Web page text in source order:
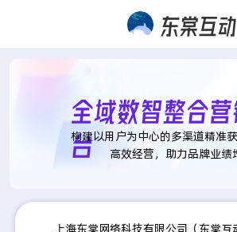
东棠互动
全域数智整合
台
构建以用户为中心的多渠道精准
高效经营，助力品牌业绩
上海东棠网络科技有限公司（东棠互